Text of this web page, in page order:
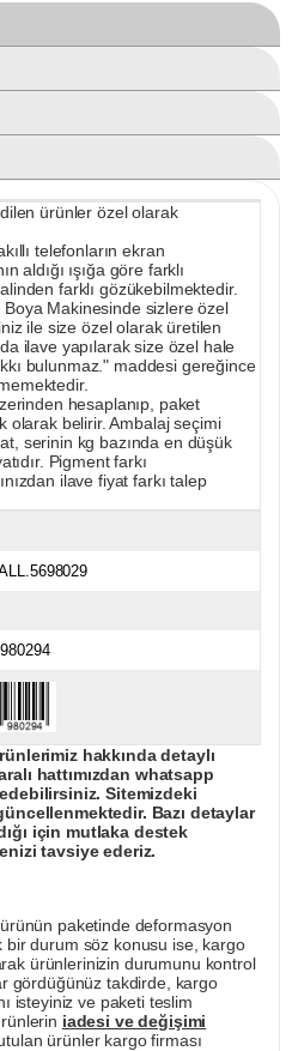
ürünler özel olarak
telefonların ekran
aldığı ışığa göre farklı
farklı gözükebilmektedir.
Makinesinde sizlere özel
ile size özel olarak üretilen
ilave yapılarak size özel hale
bulunmaz." maddesi gereğince
hesaplanıp, paket
olarak belirir. Ambalaj seçimi
serinin kg bazında en düşük
Pigment farkı
ilave fiyat farkı talep
hakkında detaylı
hattımızdan whatsapp
Sitemizdeki
Bazı detaylar
için mutlaka destek
tavsiye ederiz.
paketinde deformasyon
durum söz konusu ise, kargo
ürünlerinizin durumunu kontrol
gördüğünüz takdirde, kargo
isteyiniz ve paketi teslim
iadesi ve değişimi
ürünler kargo firması